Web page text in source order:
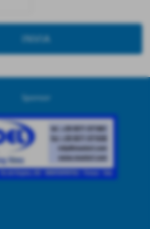
Sponsor